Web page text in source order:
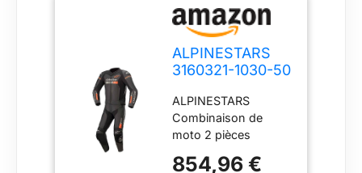
ALPINESTARS
3160321-1030-50
Moto 2 pièces
en Cuir PA
(Polyamide)
ALPINESTARS
Combinaison de
moto 2 pièces
votre véhicule dans la
854,96 €